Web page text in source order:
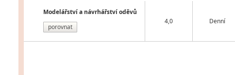
Modelářství a návrhářství oděvů
porovnat
4,0 Denní